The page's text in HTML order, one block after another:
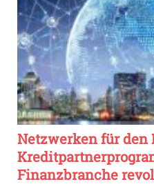
Netzwerken für den
Finanzbranche